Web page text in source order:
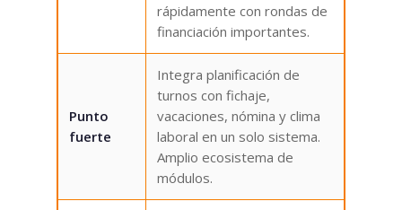
rápidamente con rondas de
financiación importantes.
Punto
fuerte
Integra planificación de
turnos con fichaje,
vacaciones, nómina y clima
laboral en un solo sistema.
Amplio ecosistema de
módulos.